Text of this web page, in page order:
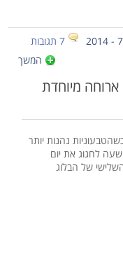
7 תגובות
המשך
ארוחה מיוחדת
נהנות יותר
לחגוג את יום
של הבלוג